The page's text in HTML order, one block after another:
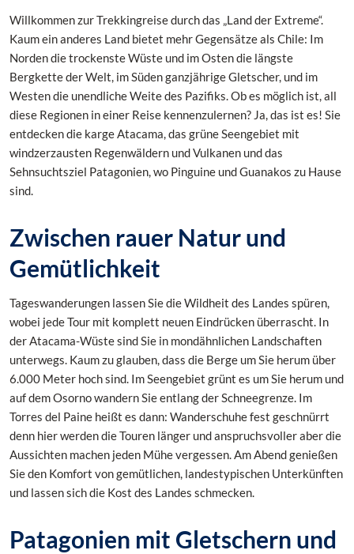
Willkommen zur Trekkingreise durch das „Land der Extreme“.
Kaum ein anderes Land bietet mehr Gegensätze als Chile: Im
Norden die trockenste Wüste und im Osten die längste
Bergkette der Welt, im Süden ganzjährige Gletscher, und im
Westen die unendliche Weite des Pazifiks. Ob es möglich ist, all
diese Regionen in einer Reise kennenzulernen? Ja, das ist es! Sie
entdecken die karge Atacama, das grüne Seengebiet mit
windzerzausten Regenwäldern und Vulkanen und das
Sehnsuchtsziel Patagonien, wo Pinguine und Guanakos zu Hause
sind.
Zwischen rauer Natur und
Gemütlichkeit
Tageswanderungen lassen Sie die Wildheit des Landes spüren,
wobei jede Tour mit komplett neuen Eindrücken überrascht. In
der Atacama-Wüste sind Sie in mondähnlichen Landschaften
unterwegs. Kaum zu glauben, dass die Berge um Sie herum über
6.000 Meter hoch sind. Im Seengebiet grünt es um Sie herum und
auf dem Osorno wandern Sie entlang der Schneegrenze. Im
Torres del Paine heißt es dann: Wanderschuhe fest geschnürrt
denn hier werden die Touren länger und anspruchsvoller aber die
Aussichten machen jeden Mühe vergessen. Am Abend genießen
Sie den Komfort von gemütlichen, landestypischen Unterkünften
und lassen sich die Kost des Landes schmecken.
Patagonien mit Gletschern und